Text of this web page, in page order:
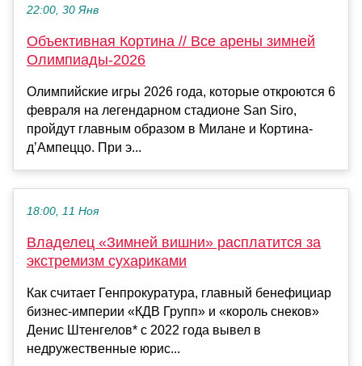
22:00, 30 Янв
Объективная Кортина // Все арены зимней
Олимпиады-2026
Олимпийские игры 2026 года, которые откроются 6
февраля на легендарном стадионе San Siro,
пройдут главным образом в Милане и Кортина-
д’Ампеццо. При э...
18:00, 11 Ноя
Владелец «Зимней вишни» расплатится за
экстремизм сухариками
Как считает Генпрокуратура, главный бенефициар
бизнес-империи «КДВ Групп» и «король снеков»
Денис Штенгелов* с 2022 года вывел в
недружественные юрис...